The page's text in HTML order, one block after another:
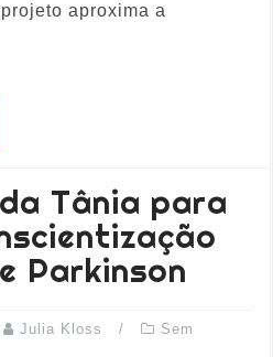
aproxima a
Tânia para
Parkinson
Julia Kloss
Sem